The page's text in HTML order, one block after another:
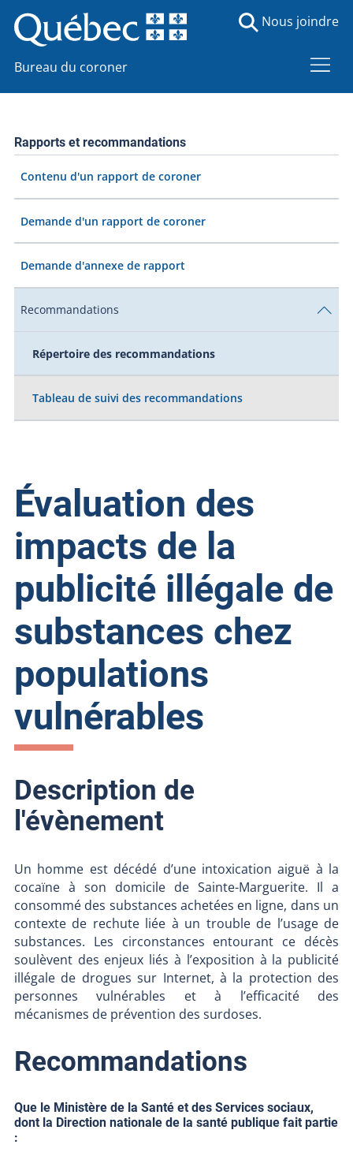
Bureau du coroner
Nous joindre
Rapports et recommandations
Contenu d'un rapport de coroner
Demande d'un rapport de coroner
Demande d'annexe de rapport
Recommandations
Répertoire des recommandations
Tableau de suivi des recommandations
Évaluation des
impacts de la
publicité illégale de
substances chez
populations
vulnérables
Description de
l'évènement
Un homme est décédé d’une intoxication aiguë à la
cocaïne à son domicile de Sainte-Marguerite. Il a
consommé des substances achetées en ligne, dans un
contexte de rechute liée à un trouble de l’usage de
substances. Les circonstances entourant ce décès
soulèvent des enjeux liés à l’exposition à la publicité
illégale de drogues sur Internet, à la protection des
personnes vulnérables et à l’efficacité des
mécanismes de prévention des surdoses.
Recommandations
Que le Ministère de la Santé et des Services sociaux,
dont la Direction nationale de la santé publique fait partie
: